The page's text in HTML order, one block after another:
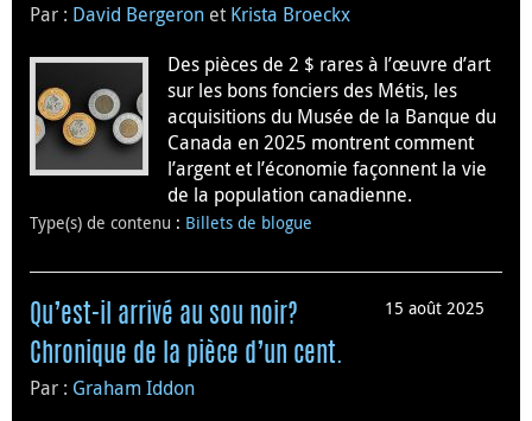
Par : David Bergeron et Krista Broeckx
Des pièces de 2 $ rares à l’œuvre d’art
sur les bons fonciers des Métis, les
acquisitions du Musée de la Banque du
Canada en 2025 montrent comment
l’argent et l’économie façonnent la vie
de la population canadienne.
Type(s) de contenu : Billets de blogue
15 août 2025
Qu’est-il arrivé au sou noir?
Chronique de la pièce d’un cent.
Par : Graham Iddon